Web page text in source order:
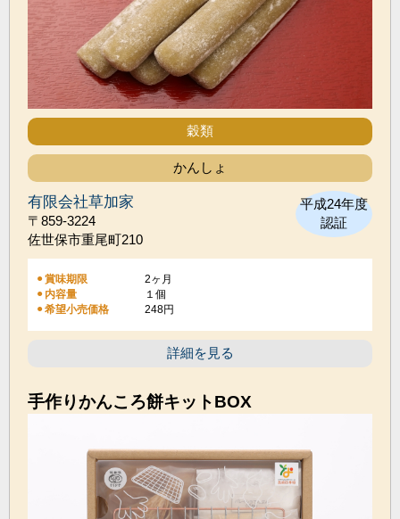
穀類
かんしょ
平成24年度
認証
有限会社草加家
〒859-3224
佐世保市重尾町210
賞味期限
2ヶ月
内容量
１個
希望小売価格
248円
詳細を見る
手作りかんころ餅キットBOX